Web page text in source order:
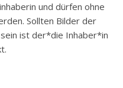
und dürfen ohne
Sollten Bilder der
ist der*die Inhaber*in